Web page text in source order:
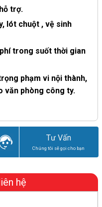
trợ.
lót chuột , vệ sinh
trong suốt thời gian
phạm vi nội thành,
văn phòng công ty.
Tư Vấn
Chúng tôi sẽ gọi cho bạn
hệ